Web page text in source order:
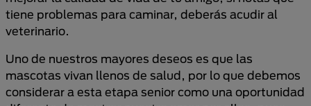
tiene problemas para caminar, deberás acudir al
veterinario.
Uno de nuestros mayores deseos es que las
mascotas vivan llenos de salud, por lo que debemos
considerar a esta etapa senior como una oportunidad